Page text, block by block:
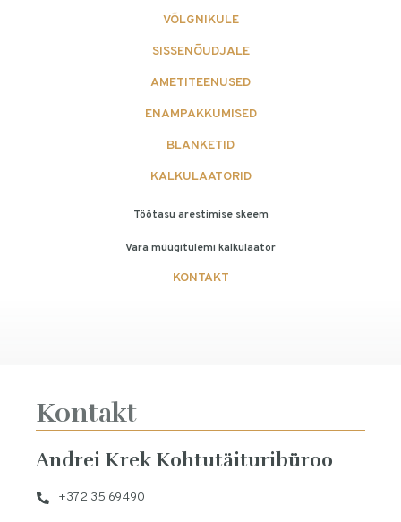
VÕLGNIKULE
SISSENÕUDJALE
AMETITEENUSED
ENAMPAKKUMISED
BLANKETID
KALKULAATORID
Töötasu arestimise skeem
Vara müügitulemi kalkulaator
KONTAKT
Kontakt
Andrei Krek Kohtutäituribüroo
+372 35 69490